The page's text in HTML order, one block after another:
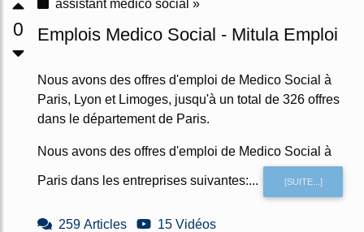
0
assistant medico social »
Emplois Medico Social - Mitula Emploi
Nous avons des offres d'emploi de Medico Social à
Paris, Lyon et Limoges, jusqu'à un total de 326 offres
dans le département de Paris.
Nous avons des offres d'emploi de Medico Social à
Paris dans les entreprises suivantes:... [SUITE...]
259 Articles 15 Vidéos